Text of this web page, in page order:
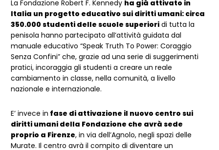
La Fondazione Robert F. Kennedy ha già attivato in
Italia un progetto educativo sui diritti umani: circa
350.000 studenti delle scuole superiori di tutta la
penisola hanno partecipato all’attività guidata dal
manuale educativo “Speak Truth To Power: Coraggio
Senza Confini” che, grazie ad una serie di suggerimenti
pratici, incoraggia gli studenti a creare un reale
cambiamento in classe, nella comunità, a livello
nazionale e internazionale.
E’ invece in fase di attivazione il nuovo centro sui
diritti umani della Fondazione che avrà sede
proprio a Firenze, in via dell’Agnolo, negli spazi delle
Murate. Il centro avrà il compito di diventare un